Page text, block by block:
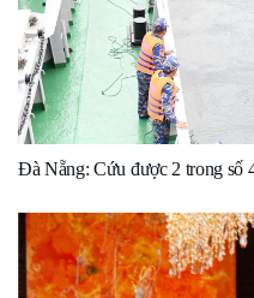
Đà Nẵng: Cứu được 2 trong số